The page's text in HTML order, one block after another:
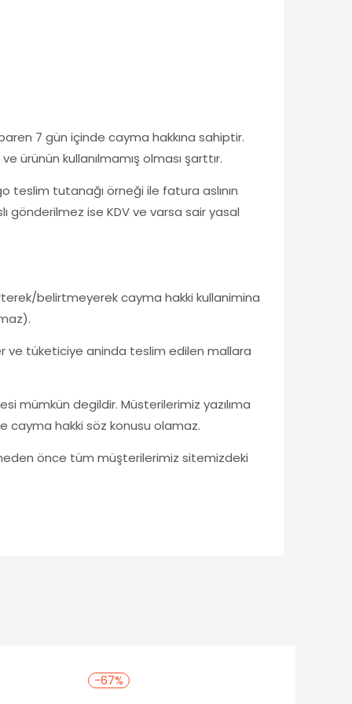
7 gün içinde cayma hakkına sahiptir.
ürünün kullanılmamış olması şarttır.
teslim tutanağı örneği ile fatura aslının
gönderilmez ise KDV ve varsa sair yasal
belirtmeyerek cayma hakki kullanimina
ve tüketiciye aninda teslim edilen mallara
mümkün degildir. Müsterilerimiz yazılıma
cayma hakki söz konusu olamaz.
önce tüm müşterilerimiz sitemizdeki
-67%